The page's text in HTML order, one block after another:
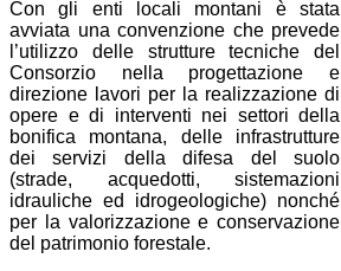
Con gli enti locali montani è stata
avviata una convenzione che prevede
l’utilizzo delle strutture tecniche del
Consorzio nella progettazione e
direzione lavori per la realizzazione di
opere e di interventi nei settori della
bonifica montana, delle infrastrutture
dei servizi della difesa del suolo
(strade, acquedotti, sistemazioni
idrauliche ed idrogeologiche) nonché
per la valorizzazione e conservazione
del patrimonio forestale.